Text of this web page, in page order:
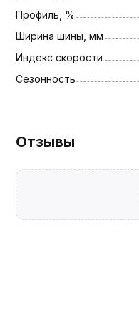
Профиль, %
Ширина шины, мм
Индекс скорости
Сезонность
Отзывы